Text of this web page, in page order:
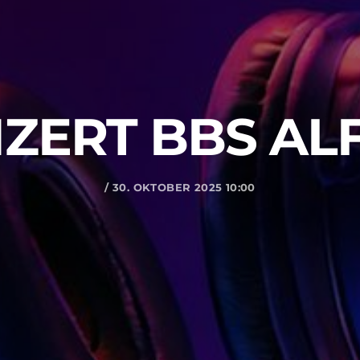
BBS
/ 30. OKTOBER 2025 10:00